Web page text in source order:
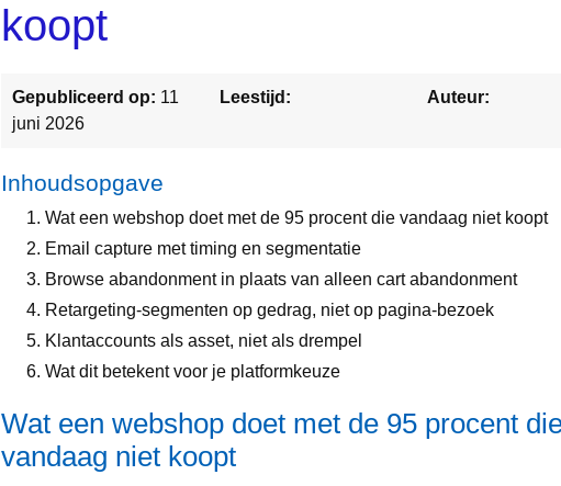
koopt
Gepubliceerd op: 11
juni 2026
Leestijd: Auteur:
Inhoudsopgave
Wat een webshop doet met de 95 procent die vandaag niet koopt
Email capture met timing en segmentatie
Browse abandonment in plaats van alleen cart abandonment
Retargeting-segmenten op gedrag, niet op pagina-bezoek
Klantaccounts als asset, niet als drempel
Wat dit betekent voor je platformkeuze
Wat een webshop doet met de 95 procent
vandaag niet koopt